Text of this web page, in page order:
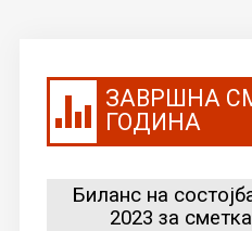
ЗАВРШНА
ГОДИНА
Биланс на
2023 за